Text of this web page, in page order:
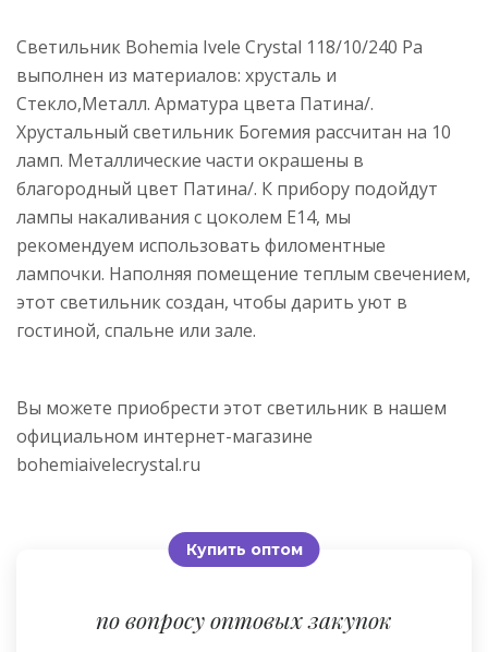
Светильник Bohemia Ivele Crystal 118/10/240 Pa
выполнен из материалов: хрусталь и
Стекло,Металл. Арматура цвета Патина/.
Хрустальный светильник Богемия рассчитан на 10
ламп. Металлические части окрашены в
благородный цвет Патина/. К прибору подойдут
лампы накаливания с цоколем E14, мы
рекомендуем использовать филоментные
лампочки. Наполняя помещение теплым свечением,
этот светильник создан, чтобы дарить уют в
гостиной, спальне или зале.
Вы можете приобрести этот светильник в нашем
официальном интернет-магазине
bohemiaivelecrystal.ru
Купить оптом
по вопросу оптовых закупок